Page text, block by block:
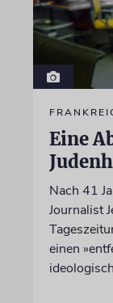
Eine
Nach 41
Journalist
einen